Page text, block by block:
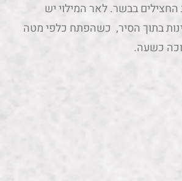
בבשר. לאר המילוי יש
בתוך הסיר, כשהפתח כלפי מטה
כשעה.